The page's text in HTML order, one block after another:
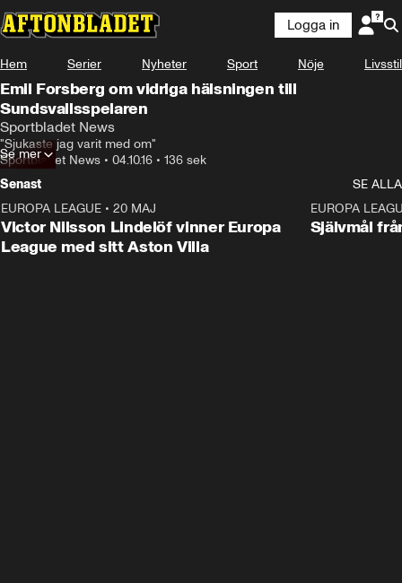
Logga in
Hem Serier Nyheter Sport Nöje Livsstil
Emil Forsberg om vidriga hälsningen till
Sundsvallsspelaren
Sportbladet News
"Sjukaste jag varit med om"
Sportbladet News • 04.10.16 • 136 sek
Se mer
Senast
SE ALLA
EUROPA LEAGUE • 20 MAJ
Victor Nilsson Lindelöf vinner Europa
League med sitt Aston Villa
EUROPA
Självmål